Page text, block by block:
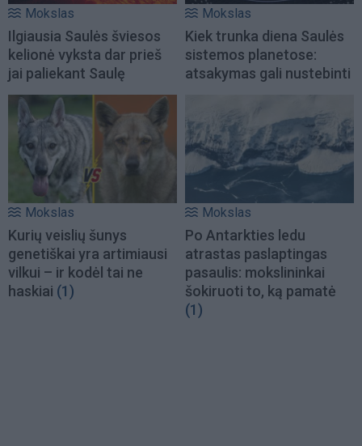
Mokslas
Ilgiausia Saulės šviesos
kelionė vyksta dar prieš
jai paliekant Saulę
Mokslas
Kiek trunka diena Saulės
sistemos planetose:
atsakymas gali nustebinti
Mokslas
Kurių veislių šunys
genetiškai yra artimiausi
vilkui – ir kodėl tai ne
haskiai (1)
Mokslas
Po Antarkties ledu
atrastas paslaptingas
pasaulis: mokslininkai
šokiruoti to, ką pamatė
(1)